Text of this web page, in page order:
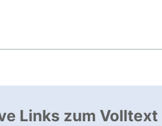
Links zum Volltext